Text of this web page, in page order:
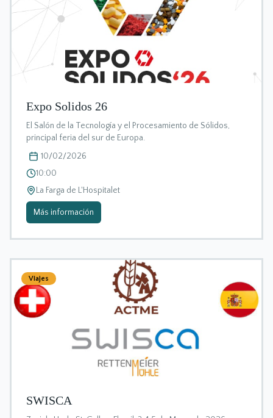
Expo Solidos 26
El Salón de la Tecnología y el Procesamiento de Sólidos,
principal feria del sur de Europa.
10/02/2026
10:00
La Farga de L'Hospitalet
Más información
Viajes
SWISCA